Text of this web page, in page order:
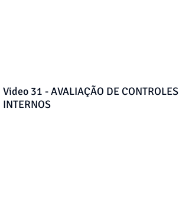
Video 31 - AVALIAÇÃO DE CONTROLES
INTERNOS